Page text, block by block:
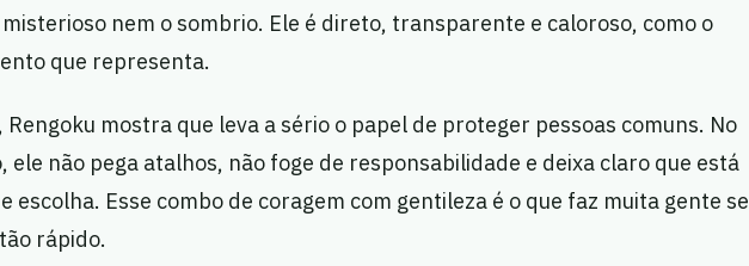
nem o sombrio. Ele é direto, transparente e caloroso, como o
que representa.
Rengoku mostra que leva a sério o papel de proteger pessoas comuns. No
ele não pega atalhos, não foge de responsabilidade e deixa claro que está
escolha. Esse combo de coragem com gentileza é o que faz muita gente se
rápido.